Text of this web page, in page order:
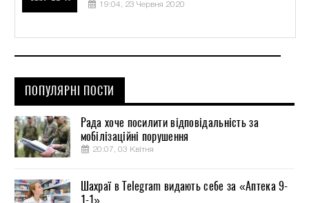
19:04, 23 Червня 2020
ПОПУЛЯРНІ ПОСТИ
Рада хоче посилити відповідальність за
мобілізаційні порушення
20:07, 03 Квітня
Шахраї в Telegram видають себе за «Аптека 9-